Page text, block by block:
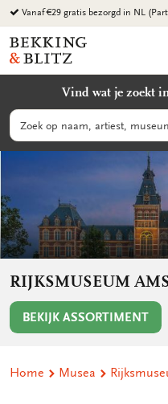
Ga
naar
content
Vanaf €29 gratis bezorgd in NL
Bekking
&
B.V.
Vind wat je zoekt
Zoeken
RIJKSMUSEUM
BEKIJK ASSORTIMENT
Home Musea